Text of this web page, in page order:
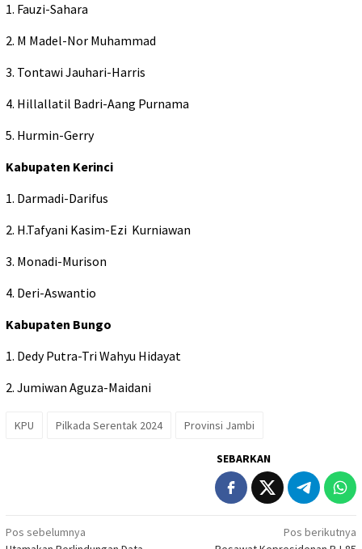
1. Fauzi-Sahara
2. M Madel-Nor Muhammad
3. Tontawi Jauhari-Harris
4. Hillallatil Badri-Aang Purnama
5. Hurmin-Gerry
Kabupaten Kerinci
1. Darmadi-Darifus
2. H.Tafyani Kasim-Ezi Kurniawan
3. Monadi-Murison
4. Deri-Aswantio
Kabupaten Bungo
1. Dedy Putra-Tri Wahyu Hidayat
2. Jumiwan Aguza-Maidani
KPU Pilkada Serentak 2024 Provinsi Jambi
SEBARKAN
Navigasi
Pos sebelumnya
Pos berikutnya